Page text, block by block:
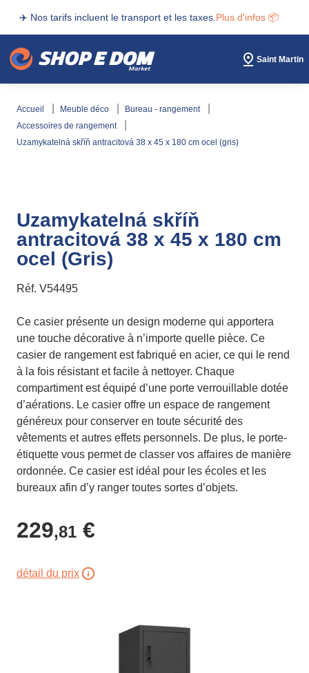
✈️ Nos tarifs incluent le transport et les taxes. Plus d'infos 📦
Saint Martin
accueil meuble déco
bureau - rangement
accessoires de rangement
uzamykatelná skříň antracitová 38 x 45 x 180 cm ocel (gris)
Uzamykatelná skříň
antracitová 38 x 45 x 180 cm
ocel (Gris)
Réf. V54495
Ce casier présente un design moderne qui apportera
une touche décorative à n’importe quelle pièce. Ce
casier de rangement est fabriqué en acier, ce qui le rend
à la fois résistant et facile à nettoyer. Chaque
compartiment est équipé d’une porte verrouillable dotée
d’aérations. Le casier offre un espace de rangement
généreux pour conserver en toute sécurité des
vêtements et autres effets personnels. De plus, le porte-
étiquette vous permet de classer vos affaires de manière
ordonnée. Ce casier est idéal pour les écoles et les
bureaux afin d’y ranger toutes sortes d’objets.
229,81 €
détail du prix